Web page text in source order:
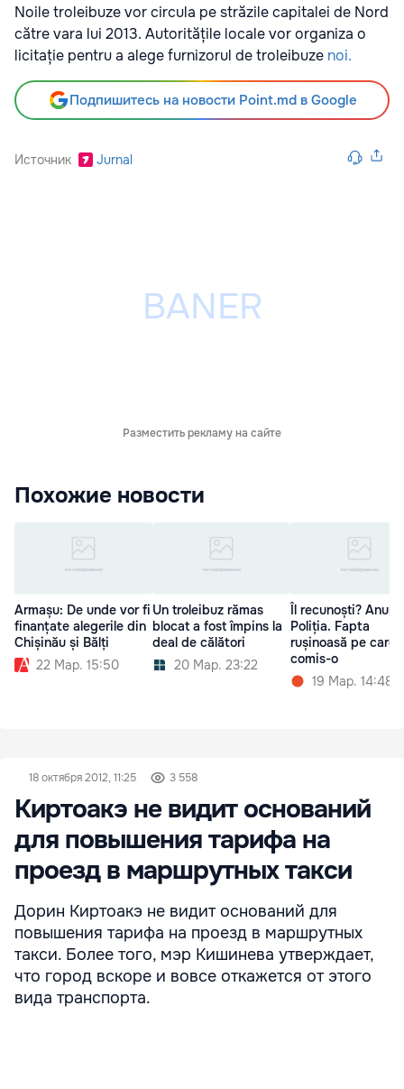
Noile troleibuze vor circula pe străzile capitalei de Nord
către vara lui 2013. Autoritățile locale vor organiza o
licitație pentru a alege furnizorul de troleibuze noi.
Подпишитесь на новости Point.md в Google
Источник Jurnal
Разместить рекламу на сайте
Похожие новости
Armașu: De unde vor fi
finanțate alegerile din
Chișinău și Bălți
22 Мар. 15:50
Un troleibuz rămas
blocat a fost împins la
deal de călători
20 Мар. 23:22
Îl recunoști?
Poliția. Fapta
rușinoasă pe care
comis-o
19 Мар. 14:48
18 октября 2012, 11:25 3 558
Киртоакэ не видит оснований
для повышения тарифа на
проезд в маршрутных такси
Дорин Киртоакэ не видит оснований для
повышения тарифа на проезд в маршрутных
такси. Более того, мэр Кишинева утверждает,
что город вскоре и вовсе откажется от этого
вида транспорта.